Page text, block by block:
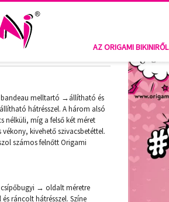
AZ ORIGAMI BIKINIRŐL
HARBOUR ISLAND KIDS-B-074
KIDS-B-074
melltartó →állítható és
hátrésszel. A három alsó
nélküli, míg a felső két méret
kivehető szivacsbetéttel.
számos felnőtt Origami
→ oldalt méretre
ráncolt hátrésszel. Színe